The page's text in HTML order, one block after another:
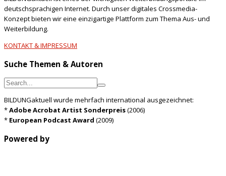
deutschsprachigen Internet. Durch unser digitales Crossmedia-
Konzept bieten wir eine einzigartige Plattform zum Thema Aus- und
Weiterbildung.
KONTAKT & IMPRESSUM
Suche Themen & Autoren
BILDUNGaktuell wurde mehrfach international ausgezeichnet:
*Adobe Acrobat Artist Sonderpreis(2006)
* European Podcast Award (2009)
Powered by